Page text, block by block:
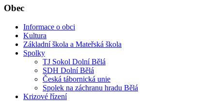
Obec
Informace o obci
Kultura
Základní škola a Mateřská škola
Spolky
TJ Sokol Dolní Bělá
SDH Dolní Bělá
Česká tábornická unie
Spolek na záchranu hradu Bělá
Krizové řízení